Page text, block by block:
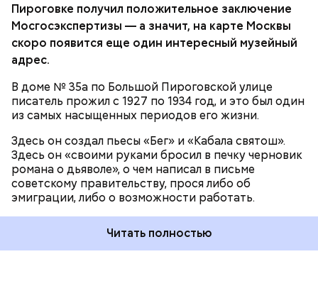
Пироговке получил положительное заключение
Мосгосэкспертизы — а значит, на карте Москвы
скоро появится еще один интересный музейный
адрес.
В доме № 35а по Большой Пироговской улице
писатель прожил с 1927 по 1934 год, и это был один
из самых насыщенных периодов его жизни.
Здесь он создал пьесы «Бег» и «Кабала святош».
Здесь он «своими руками бросил в печку черновик
романа о дьяволе», о чем написал в письме
советскому правительству, прося либо об
эмиграции, либо о возможности работать.
Читать полностью